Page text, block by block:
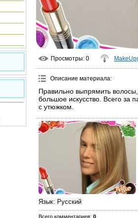
Просмотры: 0
Описание материала:
Правильно выпрямить
большое искусство. Всего за
с утюжком.
Язык: Русский
Всего комментариев: 0